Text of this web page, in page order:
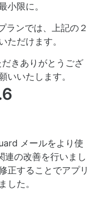
小限に。
ランでは、上記の２
ただけます。
きありがとうござ
いいたします。
メールをより使
連の改善を行いまし
正することでアプリ
した。